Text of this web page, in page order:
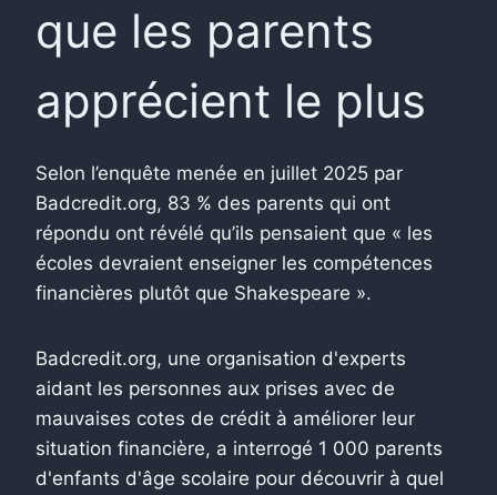
que les parents
apprécient le plus
Selon l’enquête menée en juillet 2025 par
Badcredit.org, 83 % des parents qui ont
répondu ont révélé qu’ils pensaient que « les
écoles devraient enseigner les compétences
financières plutôt que Shakespeare ».
Badcredit.org, une organisation d'experts
aidant les personnes aux prises avec de
mauvaises cotes de crédit à améliorer leur
situation financière, a interrogé 1 000 parents
d'enfants d'âge scolaire pour découvrir à quel